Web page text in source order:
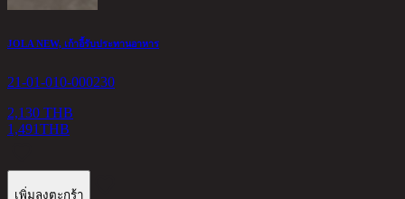
JOLA NEW, เก้าอี้รับประทานอาหาร
21-01-010-000230
2,130 THB
1,491THB
เพิ่มลงตะกร้า